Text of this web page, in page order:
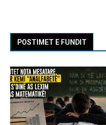
POSTIMET E FUNDIT